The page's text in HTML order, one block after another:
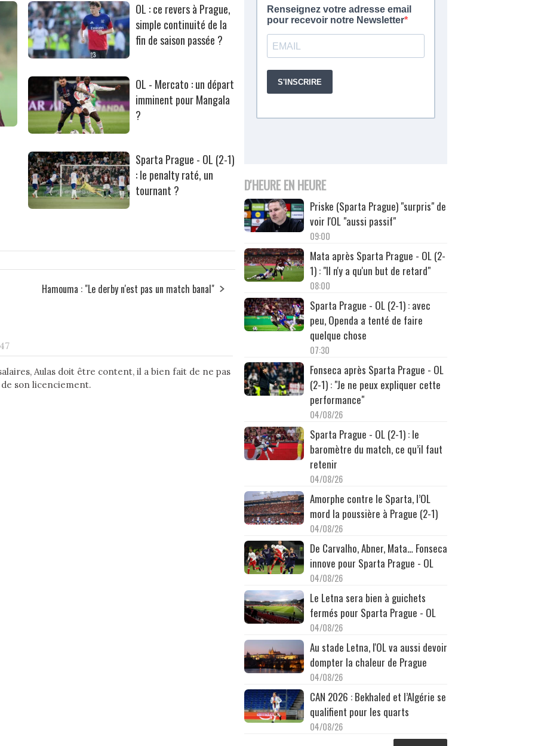
OL : ce revers à Prague,
simple continuité de la
fin de saison passée ?
OL - Mercato : un départ
imminent pour Mangala
?
Sparta Prague - OL (2-1)
: le penalty raté, un
tournant ?
Hamouma : "Le derby n'est pas un match banal"
Aulas doit être content, il a bien fait de ne pas
son licenciement.
D'HEURE EN HEURE
Priske (Sparta Prague) "surpris" de
voir l'OL "aussi passif"
09:00
Mata après Sparta Prague - OL (2-
1) : "Il n'y a qu'un but de retard"
08:00
Sparta Prague - OL (2-1) : avec
peu, Openda a tenté de faire
quelque chose
07:30
Fonseca après Sparta Prague - OL
(2-1) : "Je ne peux expliquer cette
performance"
04/08/26
Sparta Prague - OL (2-1) : le
baromètre du match, ce qu’il faut
retenir
04/08/26
Amorphe contre le Sparta, l’OL
mord la poussière à Prague (2-1)
04/08/26
De Carvalho, Abner, Mata… Fonseca
innove pour Sparta Prague - OL
04/08/26
Le Letna sera bien à guichets
fermés pour Sparta Prague - OL
04/08/26
Au stade Letna, l'OL va aussi devoir
dompter la chaleur de Prague
04/08/26
CAN 2026 : Bekhaled et l’Algérie se
qualifient pour les quarts
04/08/26